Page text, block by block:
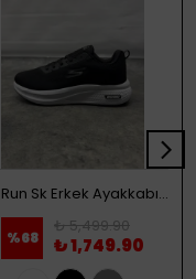
Go Run Sk Erkek Ayakkabı - Siyah
%68
₺ 5,499.90
₺ 1,749.90